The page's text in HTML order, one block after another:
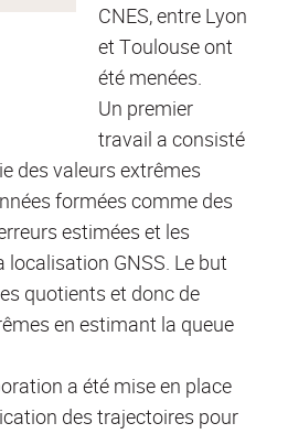
CNES, entre Lyon
et Toulouse ont
été menées.
Un premier
travail a consisté
des valeurs extrêmes
formées comme des
estimées et les
localisation GNSS. Le but
quotients et donc de
en estimant la queue
a été mise en place
des trajectoires pour